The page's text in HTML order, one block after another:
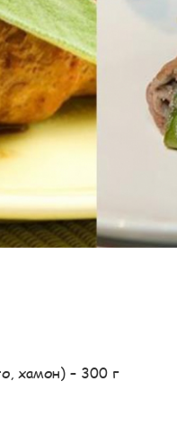
хамон) – 300 г